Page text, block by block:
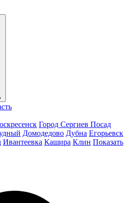
Город Сергиев Посад
Домодедово Дубна Егорьевск
Ивантеевка Кашира Клин Показать